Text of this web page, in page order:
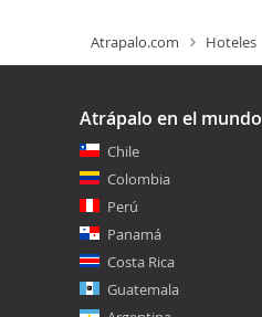
Atrapalo.com Hoteles
Atrápalo en el mundo
Chile
Colombia
Perú
Panamá
Costa Rica
Guatemala